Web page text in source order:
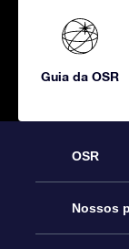
Guia da OSR
OSR
Serviço
Nossos